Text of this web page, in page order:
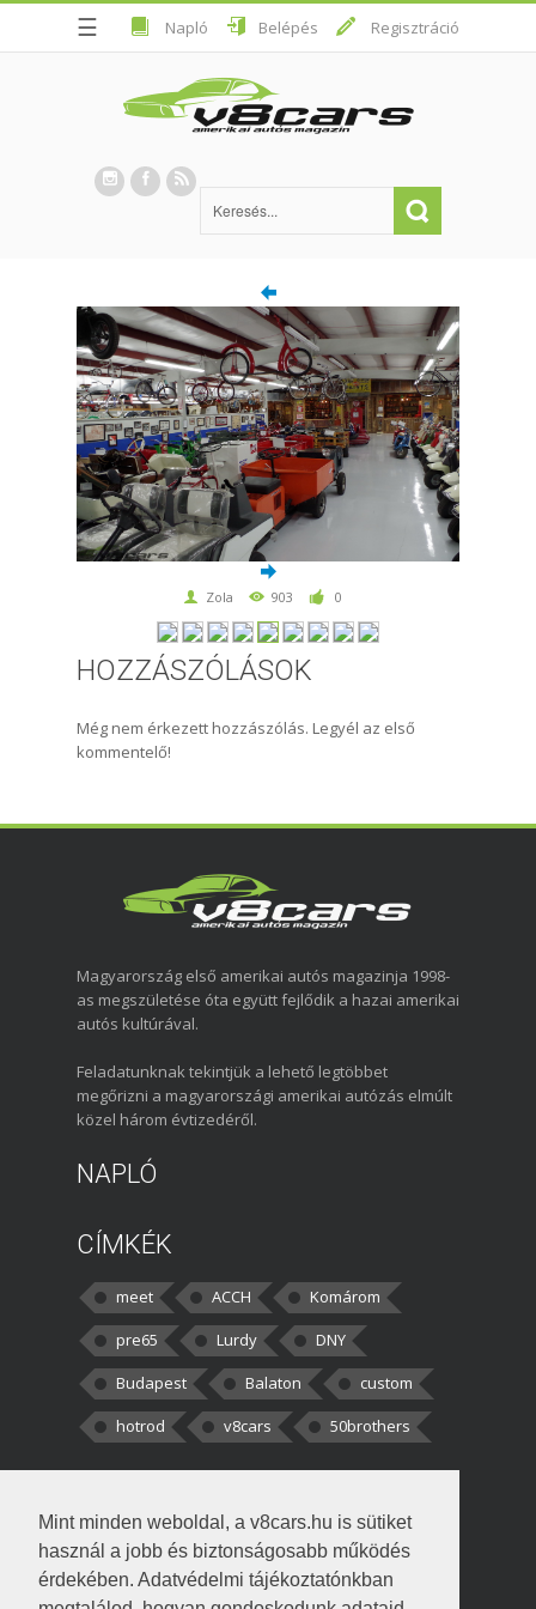
Mint minden weboldal, a v8cars.hu is sütiket
használ a jobb és biztonságosabb működés
érdekében. Adatvédelmi tájékoztatónkban
☰ Napló Belépés Regisztráció
Zola 903 0
HOZZÁSZÓLÁSOK
Még nem érkezett hozzászólás. Legyél az első
kommentelő!
Magyarország első amerikai autós magazinja 1998-
as megszületése óta együtt fejlődik a hazai amerikai
autós kultúrával.
Feladatunknak tekintjük a lehető legtöbbet
megőrizni a magyarországi amerikai autózás elmúlt
közel három évtizedéről.
NAPLÓ
CÍMKÉK
meet ACCH
Komárom
pre65
Lurdy
DNY
Budapest
Balaton
custom
hotrod
v8cars 50brothers
kortisz:Elszúrtam! Én csak két
darabbaal számoltam. Nem tudtam, hogy fél autót,